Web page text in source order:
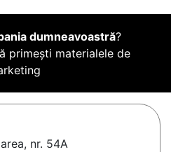
dumneavoastră?
primești materialele de
nr. 54A